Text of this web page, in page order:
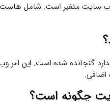
وب‌ سایت متغیر است. شامل
گنجانده شده است. این
اضافی.
چگونه است؟